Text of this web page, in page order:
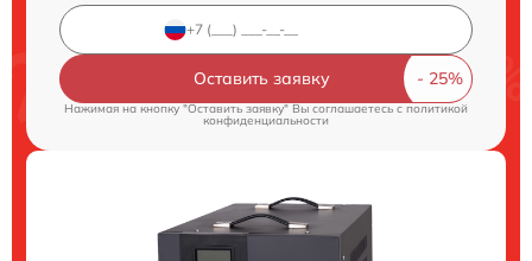
Оставить заявку
Нажимая на кнопку "Оставить заявку" Вы соглашаетесь cполитикой
конфиденциальности